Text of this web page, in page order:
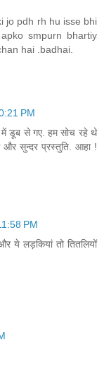
jo pdh rh hu isse bhi
smpurn bhartiy
hai .badhai.
PM
डूब से गए. हम सोच रहे थे
और सुन्दर प्रस्तुति. आहा !
PM
ये लड़कियां तो तितलियों